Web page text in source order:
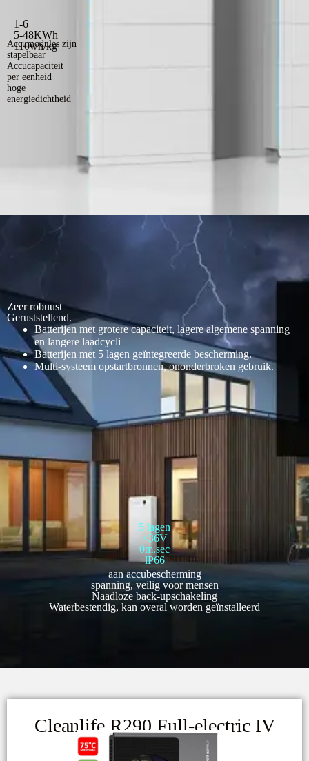
1-6
5-48KWh
110wh/kg
Accumodules zijn
stapelbaar
Accucapaciteit
per eenheid
hoge
energiedichtheid
Zeer robuust
Geruststellend.
Batterijen met grotere capaciteit, lagere algemene spanning
en langere laadcycli
Batterijen met 5 lagen geïntegreerde bescherming.
Multi-systeem opstartbronnen, ononderbroken gebruik.
5 lagen
<36V
0m.sec
lP66
aan accubescherming
spanning, veilig voor mensen
Naadloze back-upschakeling
Waterbestendig, kan overal worden geïnstalleerd
Cleanlife R290 Full-electric IV